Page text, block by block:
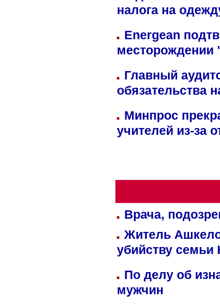
налога на
Energean
Главный
обязательства
Минпрос
учителей из-за
Врача,
Житель
убийству семьи
По делу об
мужчин